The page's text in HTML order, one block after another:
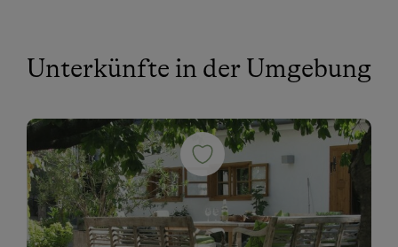
Unterkünfte in der Umgebung